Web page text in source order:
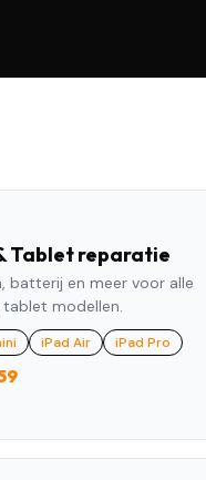
Tablet reparatie
batterij en meer voor alle
tablet modellen.
iPad Air iPad Pro